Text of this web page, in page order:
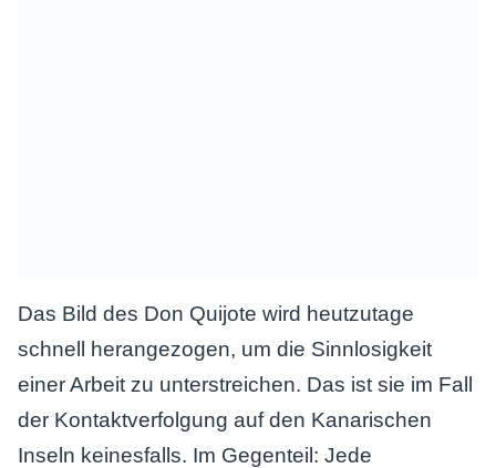
Das Bild des Don Quijote wird heutzutage
schnell herangezogen, um die Sinnlosigkeit
einer Arbeit zu unterstreichen. Das ist sie im Fall
der Kontaktverfolgung auf den Kanarischen
Inseln keinesfalls. Im Gegenteil: Jede